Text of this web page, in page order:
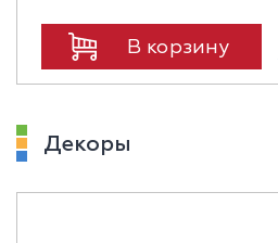
В корзину
Декоры